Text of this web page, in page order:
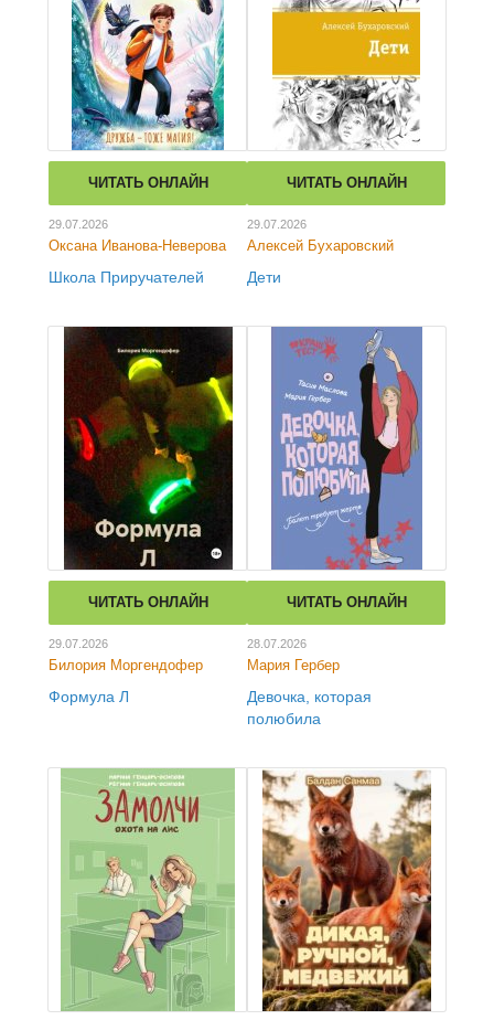
ЧИТАТЬ ОНЛАЙН
29.07.2026
Оксана Иванова-Неверова
Школа Приручателей
ЧИТАТЬ ОНЛАЙН
29.07.2026
Алексей Бухаровский
Дети
ЧИТАТЬ ОНЛАЙН
29.07.2026
Билория Моргендофер
Формула Л
ЧИТАТЬ ОНЛАЙН
28.07.2026
Мария Гербер
Девочка, которая
полюбила